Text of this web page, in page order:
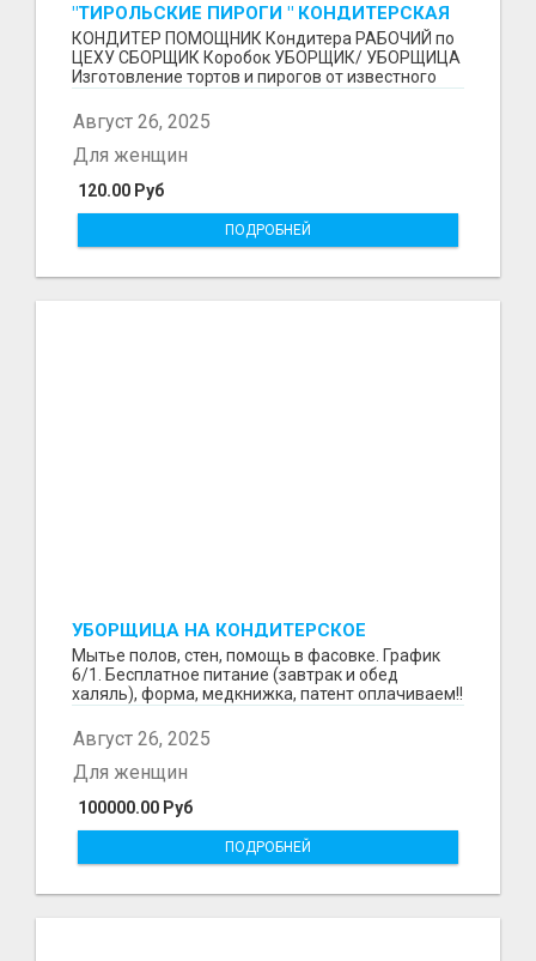
"ТИРОЛЬСКИЕ ПИРОГИ " КОНДИТЕРСКАЯ
ФАБРИКА "КРУГ "
КОНДИТЕР ПОМОЩНИК Кондитера РАБОЧИЙ по
ЦЕХУ СБОРЩИК Коробок УБОРЩИК/ УБОРЩИЦА
Изготовление тортов и пирогов от известного
бренда О П Ы...
Август 26, 2025
120.00 Руб
Для женщин
ПОДРОБНЕЙ
УБОРЩИЦА НА КОНДИТЕРСКОЕ
ПРОИЗВОДСТВО (МАРЬИНО/КУРЬЯНОВО)
Мытье полов, стен, помощь в фасовке. График
6/1. Бесплатное питание (завтрак и обед
халяль), форма, медкнижка, патент оплачиваем!!
Август 26, 2025
100000.00 Руб
Для женщин
ПОДРОБНЕЙ